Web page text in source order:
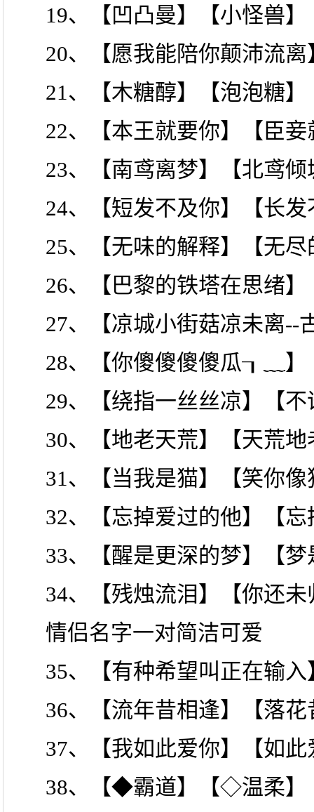
19、【凹凸曼】【小怪兽】
20、【愿我能陪你颠沛流
21、【木糖醇】【泡泡糖】
22、【本王就要你】【臣妾
23、【南鸢离梦】【北鸢倾
24、【短发不及你】【长发
25、【无味的解释】【无尽
26、【巴黎的铁塔在思绪
27、【凉城小街菇凉未离--
28、【你傻傻傻傻瓜┒﹏】
29、【绕指一丝丝凉】【
30、【地老天荒】【天荒地
31、【当我是猫】【笑你像
32、【忘掉爱过的他】【
33、【醒是更深的梦】【
34、【残烛流泪】【你还未
情侣名字一对简洁可爱
35、【有种希望叫正在输
36、【流年昔相逢】【落花
37、【我如此爱你】【如
38、【◆霸道】【◇温柔】